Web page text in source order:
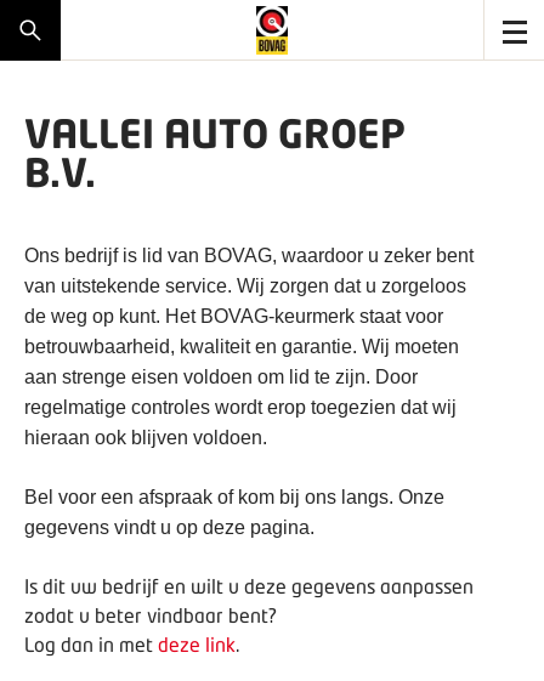
VALLEI AUTO GROEP
B.V.
Ons bedrijf is lid van BOVAG, waardoor u zeker bent
van uitstekende service. Wij zorgen dat u zorgeloos
de weg op kunt. Het BOVAG-keurmerk staat voor
betrouwbaarheid, kwaliteit en garantie. Wij moeten
aan strenge eisen voldoen om lid te zijn. Door
regelmatige controles wordt erop toegezien dat wij
hieraan ook blijven voldoen.
Bel voor een afspraak of kom bij ons langs. Onze
gegevens vindt u op deze pagina.
Is dit uw bedrijf en wilt u deze gegevens aanpassen
zodat u beter vindbaar bent?
Log dan in met deze link.